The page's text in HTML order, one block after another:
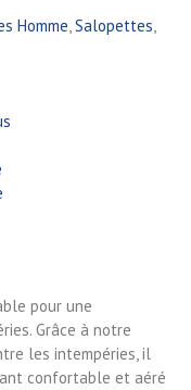
Homme,Salopettes,
pour une
Grâce à notre
les intempéries, il
confortable et aéré